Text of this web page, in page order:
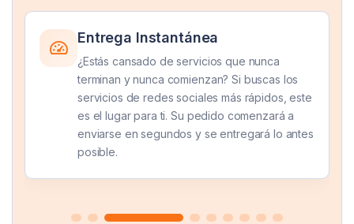
Entrega Instantánea
¿Estás cansado de servicios que nunca
terminan y nunca comienzan? Si buscas los
servicios de redes sociales más rápidos, este
es el lugar para ti. Su pedido comenzará a
enviarse en segundos y se entregará lo antes
posible.